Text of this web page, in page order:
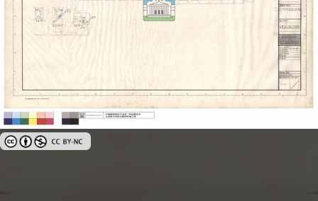
創用CC姓名標示-非商業性 3.0 台灣及其後版本(CC BY-NC 3.0 TW +)